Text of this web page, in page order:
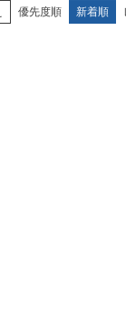
優先度順 新着順